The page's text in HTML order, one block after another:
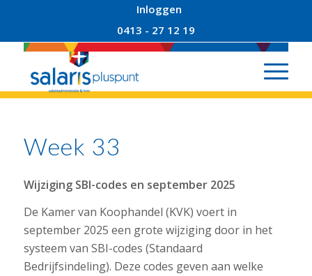
Inloggen
0413 - 27 12 19
Week 33
Wijziging SBI-codes en september 2025
De Kamer van Koophandel (KVK) voert in
september 2025 een grote wijziging door in het
systeem van SBI-codes (Standaard
Bedrijfsindeling). Deze codes geven aan welke